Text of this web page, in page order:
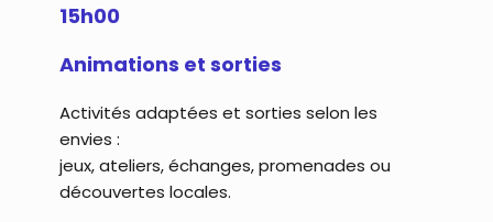
15h00
Animations et sorties
Activités adaptées et sorties selon les
envies :
jeux, ateliers, échanges, promenades ou
découvertes locales.